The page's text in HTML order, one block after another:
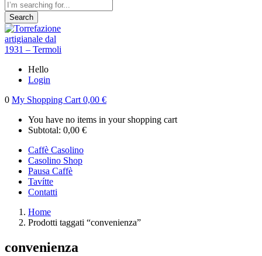
Search
Hello
Login
0 My Shopping Cart 0,00 €
You have no items in your shopping cart
Subtotal: 0,00 €
Caffè Casolino
Casolino Shop
Pausa Caffè
Tavítte
Contatti
Home
Prodotti taggati “convenienza”
convenienza